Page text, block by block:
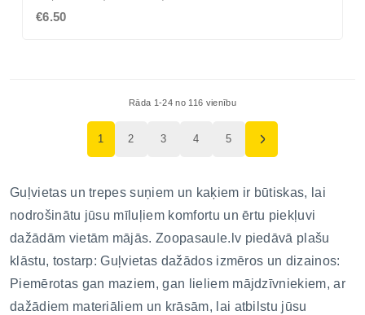
€6.50
Rāda 1-24 no 116 vienību
1 2 3 4 5
Guļvietas un trepes suņiem un kaķiem ir būtiskas, lai
nodrošinātu jūsu mīluļiem komfortu un ērtu piekļuvi
dažādām vietām mājās. Zoopasaule.lv piedāvā plašu
klāstu, tostarp: Guļvietas dažādos izmēros un dizainos:
Piemērotas gan maziem, gan lieliem mājdzīvniekiem, ar
dažādiem materiāliem un krāsām, lai atbilstu jūsu